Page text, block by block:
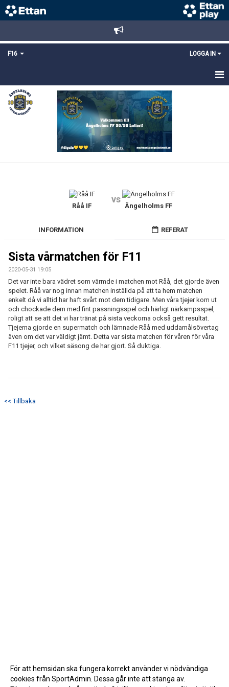
F16 LOGGA IN
HEM
NYHETER
BILDGALLERI
PLANSKISS FRIDHEMSPARKEN
Råå IF
vs
Ängelholms FF
INFORMATION REFERAT
Sista vårmatchen för F11
2020-05-31 19:05
Det var inte bara vädret som värmde i matchen mot Råå, det gjorde även
spelet. Råå var nog innan matchen inställda på att ta hem matchen
enkelt då vi alltid har haft svårt mot dem tidigare. Men våra tjejer kom ut
och chockade dem med fint passningsspel och härligt närkampsspel,
roligt att se att det vi har tränat på sista veckorna också gett resultat.
Tjejerna gjorde en supermatch och lämnade Råå med uddamålsövertag
även om det var väldigt jämt. Detta var sista matchen för våren för våra
F11 tjejer, och vilket säsong de har gjort. Så duktiga.
<< Tillbaka
För att hemsidan ska fungera korrekt använder vi nödvändiga
cookies från SportAdmin. Dessa går inte att stänga av.